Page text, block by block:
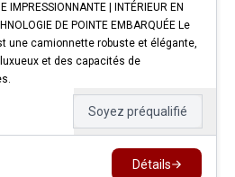
IMPRESSIONNANTE | INTÉRIEUR EN
DE POINTE EMBARQUÉE Le
une camionnette robuste et élégante,
et des capacités de
Soyez préqualifié
Détails